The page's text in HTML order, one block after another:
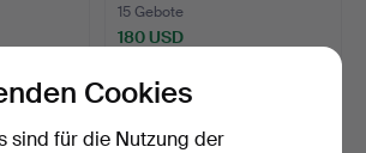
15 Gebote
180 USD
Cookies
sind für die Nutzung der